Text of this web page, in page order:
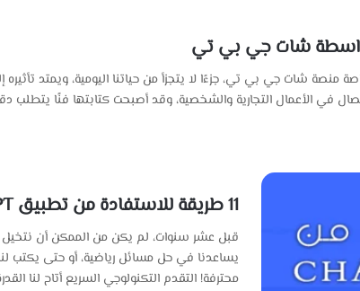
بواسطة شات جي بي تي
منصة شات جي بي تي، جزءًا لا يتجزأ من حياتنا اليومية، ويمتد تأثيره
في الأعمال التجارية والشخصية، وقد أصبحت كتابتها فنًا يتطلب
11 طريقة للاستفادة من تطبيق Chat GPT في حياتك
قبل عشر سنوات، لم يكن من الممكن أن نتخيل
يساعدنا في حل مسائل رياضية، أو حتى يكتب لنا